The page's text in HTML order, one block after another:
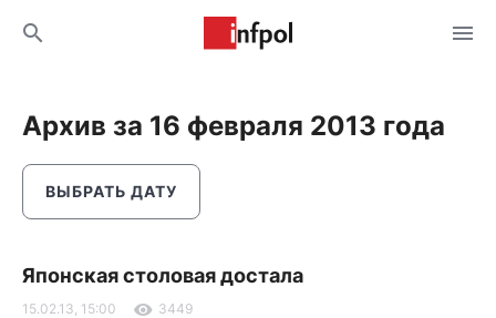
Архив за 16 февраля 2013 года
ВЫБРАТЬ ДАТУ
Японская столовая достала
15.02.13, 15:00 3449